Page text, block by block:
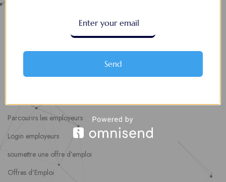
Postuler en ligne : 5 erreurs courantes à éviter pour maximiser vos
chances
Parcourirs les employeurs
Login employeurs
soumettre une offre d’emploi
Offres d’Emploi
Send